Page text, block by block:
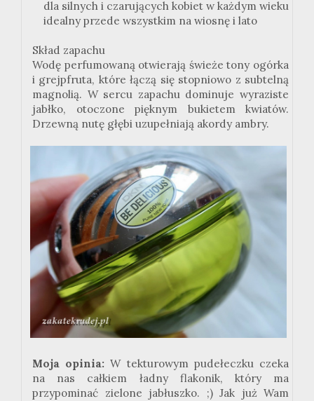
dla silnych i czarujących kobiet w każdym wieku
idealny przede wszystkim na wiosnę i lato
Skład zapachu
Wodę perfumowaną otwierają świeże tony ogórka
i grejpfruta, które łączą się stopniowo z subtelną
magnolią. W sercu zapachu dominuje wyraziste
jabłko, otoczone pięknym bukietem kwiatów.
Drzewną nutę głębi uzupełniają akordy ambry.
Moja opinia:W tekturowym pudełeczku czeka
na nas całkiem ładny flakonik, który ma
przypominać zielone jabłuszko. ;) Jak już Wam